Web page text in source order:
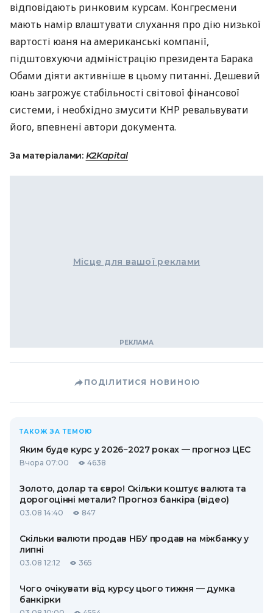
відповідають ринковим курсам. Конгресмени
мають намір влаштувати слухання про дію низької
вартості юаня на американські компанії,
підштовхуючи адміністрацію президента Барака
Обами діяти активніше в цьому питанні. Дешевий
юань загрожує стабільності світової фінансової
системи, і необхідно змусити КНР ревальвувати
його, впевнені автори документа.
За матеріалами: K2Kapital
Місце для вашої реклами
ПОДІЛИТИСЯ НОВИНОЮ
ТАКОЖ ЗА ТЕМОЮ
Яким буде курс у 2026−2027 роках — прогноз ЦЕС
Вчора 07:00 4638
Золото, долар та євро! Скільки коштує валюта та
дорогоцінні метали? Прогноз банкіра (відео)
03.08 14:40 847
Скільки валюти продав НБУ продав на міжбанку у
липні
03.08 12:12 365
Чого очікувати від курсу цього тижня — думка
банкірки